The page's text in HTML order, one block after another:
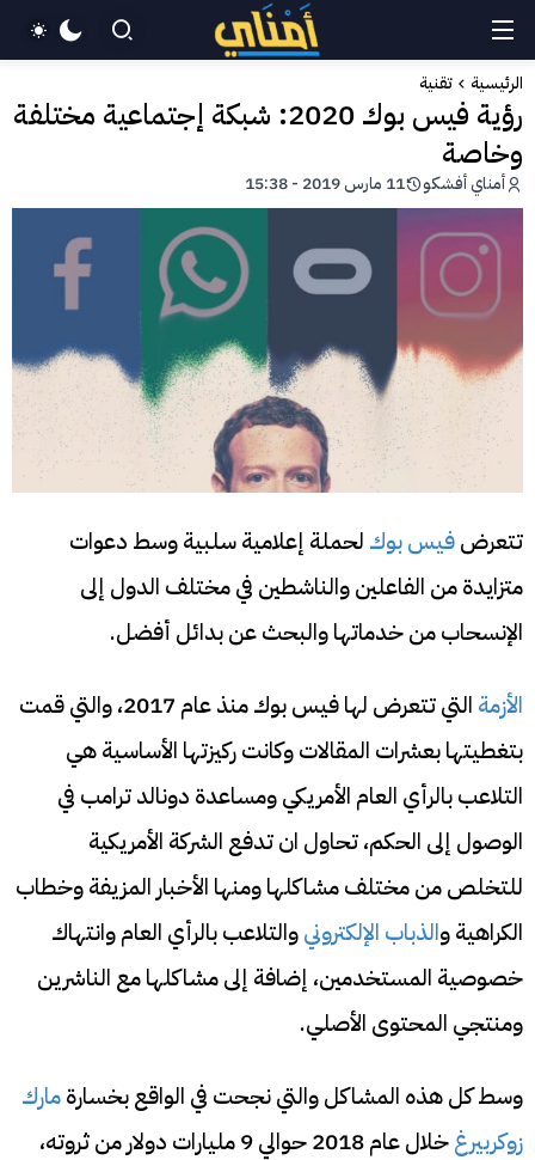
الرئيسية تقنية
رؤية فيس بوك 2020: شبكة إجتماعية مختلفة
وخاصة
أمناي أفشكو 11 مارس 2019 - 15:38
تتعرضفيس بوك لحملة إعلامية سلبية وسط دعوات
متزايدة من الفاعلين والناشطين في مختلف الدول إلى
الإنسحاب من خدماتها والبحث عن بدائل أفضل.
الأزمة
التي تتعرض لها فيس بوك منذ عام 2017، والتي قمت
بتغطيتها بعشرات المقالات وكانت ركيزتها الأساسية هي
التلاعب بالرأي العام الأمريكي ومساعدة دونالد ترامب في
الوصول إلى الحكم، تحاول ان تدفع الشركة الأمريكية
للتخلص من مختلف مشاكلها ومنها الأخبار المزيفة وخطاب
الكراهية والذباب الإلكترونيوالتلاعب بالرأي العام وانتهاك
خصوصية المستخدمين، إضافة إلى مشاكلها مع الناشرين
ومنتجي المحتوى الأصلي.
وسط كل هذه المشاكل والتي نجحت في الواقع بخسارةمارك
زوكربيرغ
خلال عام 2018 حوالي 9 مليارات دولار من ثروته،